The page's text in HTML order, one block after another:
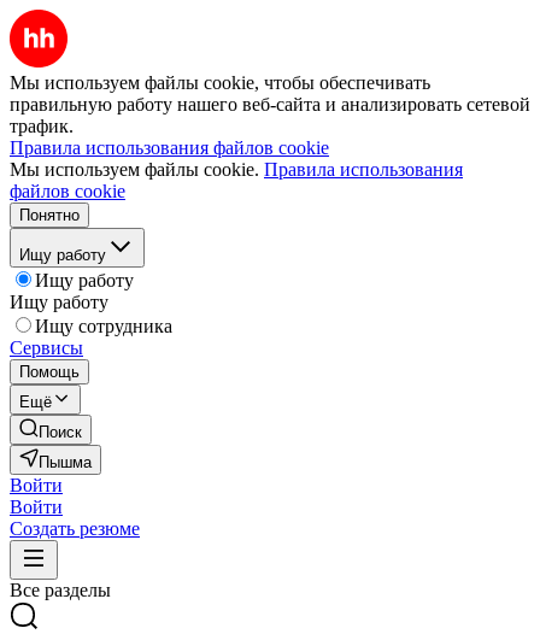
Мы используем файлы cookie, чтобы обеспечивать
правильную работу нашего веб-сайта и анализировать сетевой
трафик.
Правила использования файлов cookie
Мы используем файлы cookie. Правила использования
файлов cookie
Понятно
Ищу работу
Ищу работу
Ищу работу
Ищу сотрудника
Сервисы
Помощь
Ещё
Поиск
Пышма
Войти
Войти
Создать резюме
Все разделы